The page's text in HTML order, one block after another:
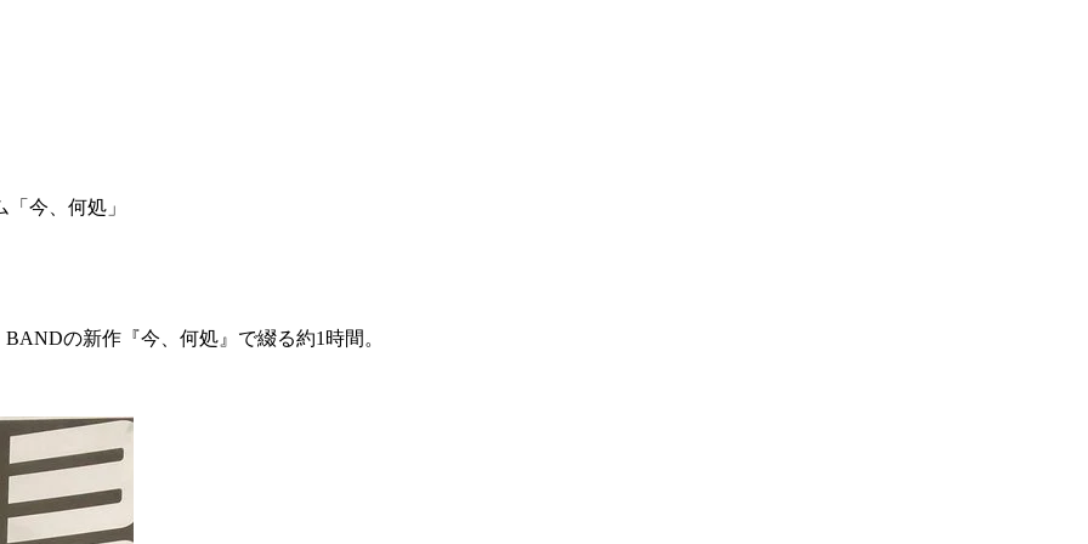
今、何処」
の新作『今、何処』で綴る約1時間。